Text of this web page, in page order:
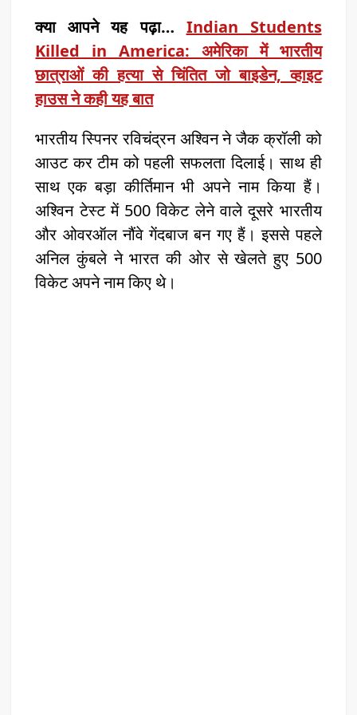
क्या आपने यह पढ़ा… Indian Students
Killed in America: अमेरिका में भारतीय
छात्राओं की हत्या से चिंतित जो बाइडेन, व्हाइट
हाउस ने कही यह बात
भारतीय स्पिनर रविचंद्रन अश्विन ने जैक क्रॉली को
आउट कर टीम को पहली सफलता दिलाई। साथ ही
साथ एक बड़ा कीर्तिमान भी अपने नाम किया हैं।
अश्विन टेस्ट में 500 विकेट लेने वाले दूसरे भारतीय
और ओवरऑल नौंवे गेंदबाज बन गए हैं। इससे पहले
अनिल कुंबले ने भारत की ओर से खेलते हुए 500
विकेट अपने नाम किए थे।